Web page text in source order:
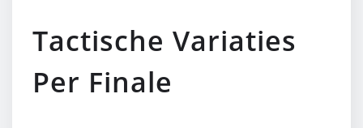
Tactische Variaties
Per Finale